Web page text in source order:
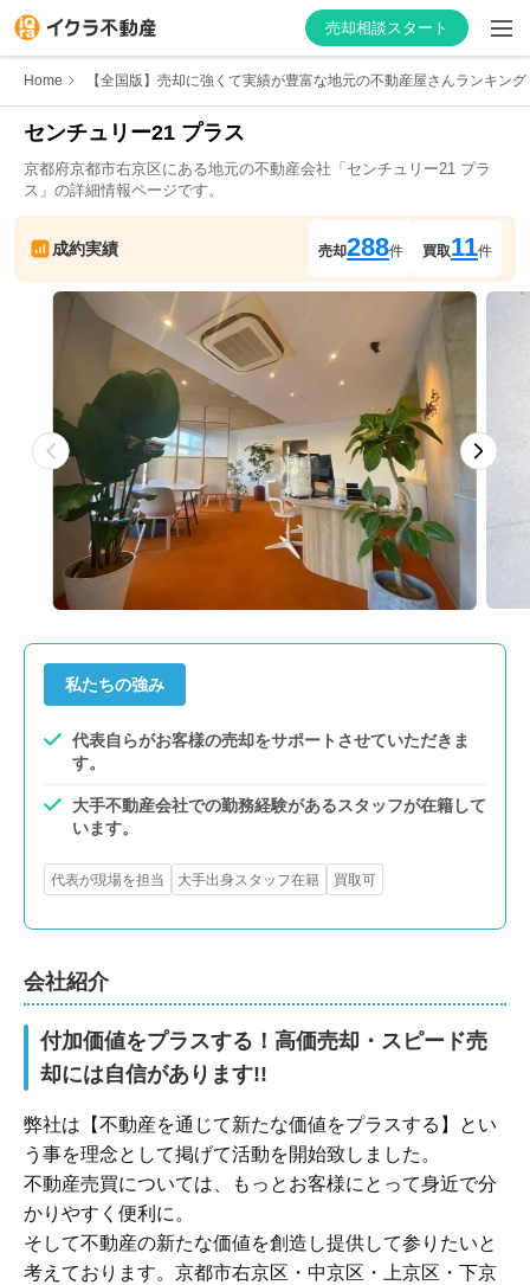
売却相談スタート
はじめての方へ
不動産会社を探す
物件の価格を知る
お家の売却を学ぶ
不動産会社向け情報
Home 【全国版】売却に強くて実績が豊富な地元の不動産屋さんランキング
センチュリー21 プラス
京都府京都市右京区にある地元の不動産会社「 センチュリー21 プラ
ス 」の詳細情報ページです。
成約実績 売却288件 買取11件
私たちの強み
代表自らがお客様の売却をサポートさせていただきま
す。
大手不動産会社での勤務経験があるスタッフが在籍して
います。
代表が現場を担当 大手出身スタッフ在籍 買取可
会社紹介
付加価値をプラスする！高価売却・スピード売
却には自信があります!!
弊社は【不動産を通じて新たな価値をプラスする】とい
う事を理念として掲げて活動を開始致しました。
不動産売買については、もっとお客様にとって身近で分
かりやすく便利に。
そして不動産の新たな価値を創造し提供して参りたいと
考えております。京都市右京区・中京区・上京区・下京